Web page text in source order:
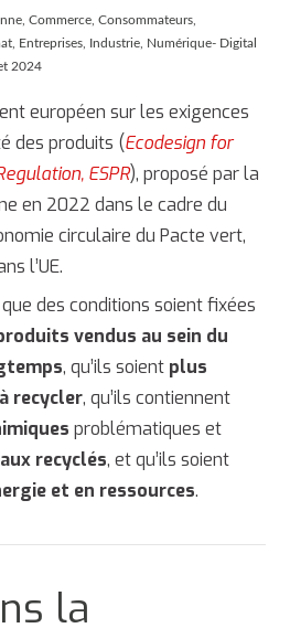
,Commerce ,Consommateurs
Entreprises Industrie Numérique- Digital
2024
européen sur les exigences
des produits (Ecodesign for
ESPR), proposé par la
en 2022 dans le cadre du
circulaire du Pacte vert,
l’UE.
des conditions soient fixées
vendus au sein du
, qu’ils soient plus
recycler, qu’ils contiennent
problématiques et
recyclés, et qu’ils soient
et en ressources.
la